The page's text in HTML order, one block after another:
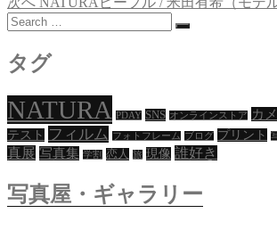
稿
ビ
ゲ
ー
シ
ョ
の
稿:
の
稿:
Search
…
タグ
NATURA PDAY SNS オンラインストア カ
テスト フィルム フォトフレーム ブログ プリント
真展 写真集 学割 恋人 旅 現像 誰好き
写真屋・ギャラリー